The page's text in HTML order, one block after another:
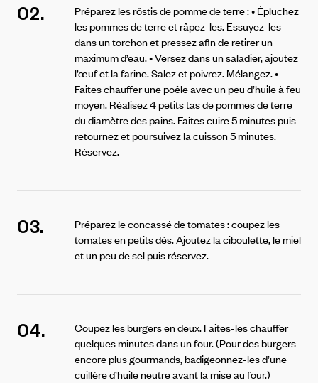
02.
Préparez les röstis de pomme de terre : • Épluchez
les pommes de terre et râpez-les. Essuyez-les
dans un torchon et pressez afin de retirer un
maximum d’eau. • Versez dans un saladier, ajoutez
l’œuf et la farine. Salez et poivrez. Mélangez. •
Faites chauffer une poêle avec un peu d’huile à feu
moyen. Réalisez 4 petits tas de pommes de terre
du diamètre des pains. Faites cuire 5 minutes puis
retournez et poursuivez la cuisson 5 minutes.
Réservez.
03.
Préparez le concassé de tomates : coupez les
tomates en petits dés. Ajoutez la ciboulette, le miel
et un peu de sel puis réservez.
04.
Coupez les burgers en deux. Faites-les chauffer
quelques minutes dans un four. (Pour des burgers
encore plus gourmands, badigeonnez-les d’une
cuillère d’huile neutre avant la mise au four.)